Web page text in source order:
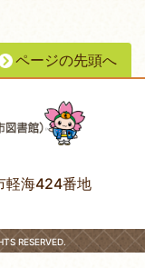
ページの先頭へ
軽海424番地
RESERVED.